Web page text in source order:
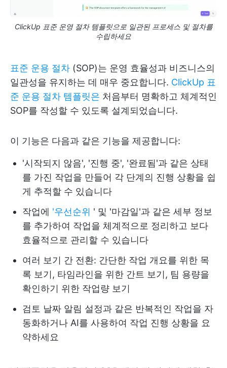
ClickUp 표준 운영 절차 템플릿으로 일관된 프로세스 및 절차를
수립하세요
표준 운용 절차 (SOP)는 운영 효율성과 비즈니스의
일관성을 유지하는 데 매우 중요합니다. ClickUp 표
준 운용 절차 템플릿은 처음부터 명확하고 체계적인
SOP를 작성할 수 있도록 설계되었습니다.
이 기능은 다음과 같은 기능을 제공합니다:
'시작되지 않음', '진행 중', '완료됨'과 같은 상태
를 가진 작업을 만들어 각 단계의 진행 상황을 쉽
게 추적할 수 있습니다
작업에 '우선순위 ' 및 '마감일'과 같은 세부 정보
를 추가하여 작업을 체계적으로 정리하고 보다
효율적으로 관리할 수 있습니다
여러 보기 간 전환: 간단한 작업 개요를 위한 목
록 보기, 타임라인을 위한 간트 보기, 팀 용량을
확인하기 위한 작업량 보기
검토 날짜 알림 설정과 같은 반복적인 작업을 자
동화하거나 AI를 사용하여 작업 진행 상황을 요
약하세요